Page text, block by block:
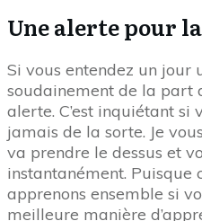
Une alerte pour
Si vous entendez un
soudainement de la part
alerte. C’est inquiétant si
jamais de la sorte. Je
va prendre le dessus et
instantanément. Puisque
apprenons ensemble si
meilleure manière